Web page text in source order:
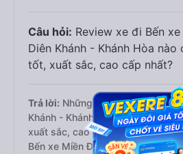
Câu hỏi: Review xe đi Bến
Diên Khánh - Khánh Hòa
tốt, xuất sắc, cao cấp nhất?
Trả lời: Những hãng có loại xe
Khánh - Khánh Hòa Bến xe Miền
xuất sắc, cao cấp nhất là nhà xe
Bến xe Miền Đông từ Diên Khánh